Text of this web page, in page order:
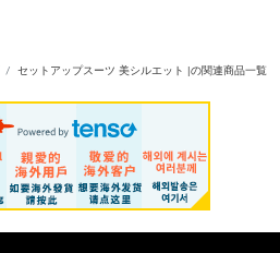
セットアップスーツ 美シルエット |の関連商品一覧